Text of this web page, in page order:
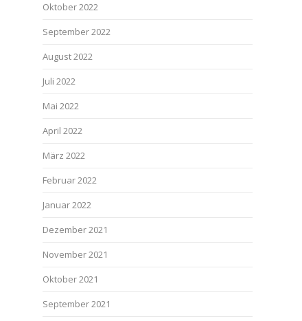
Oktober 2022
September 2022
August 2022
Juli 2022
Mai 2022
April 2022
März 2022
Februar 2022
Januar 2022
Dezember 2021
November 2021
Oktober 2021
September 2021